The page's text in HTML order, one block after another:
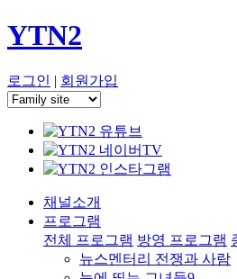
YTN2
로그인 | 회원가입
채널소개
프로그램
전체 프로그램 방영 프로그램
뉴스멘터리 전쟁과 사람